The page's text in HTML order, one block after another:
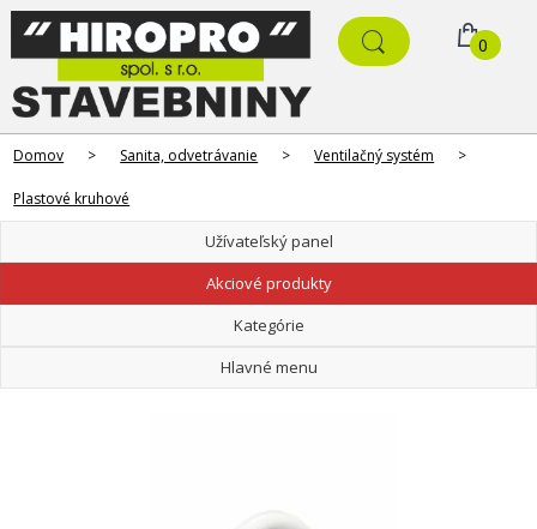
0
Domov > Sanita, odvetrávanie > Ventilačný systém >
Plastové kruhové
Užívateľský panel
Akciové produkty
Kategórie
Hlavné menu